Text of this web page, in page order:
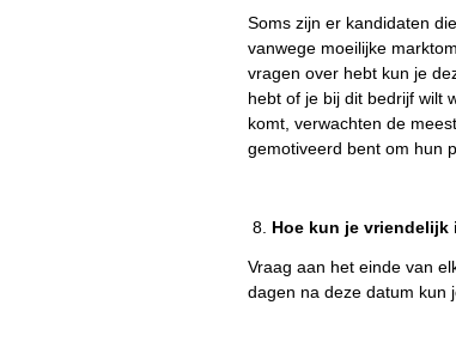
Soms zijn er kandidaten
vanwege moeilijke
vragen over hebt kun je
hebt of je bij dit bedrijf wilt
komt, verwachten de
gemotiveerd bent om hun
Hoe kun je
Vraag aan het einde van
dagen na deze datum kun